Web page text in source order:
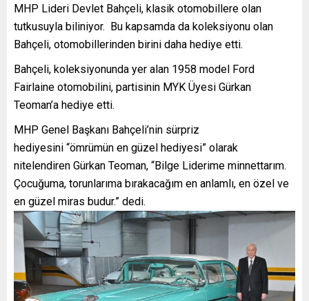
MHP Lideri Devlet Bahçeli, klasik otomobillere olan
tutkusuyla biliniyor. Bu kapsamda da koleksiyonu olan
Bahçeli, otomobillerinden birini daha hediye etti.
Bahçeli, koleksiyonunda yer alan 1958 model Ford
Fairlaine otomobilini, partisinin MYK Üyesi Gürkan
Teoman’a hediye etti.
MHP Genel Başkanı Bahçeli’nin sürpriz
hediyesini “ömrümün en güzel hediyesi” olarak
nitelendiren Gürkan Teoman, “Bilge Liderime minnettarım.
Çocuğuma, torunlarıma bırakacağım en anlamlı, en özel ve
en güzel miras budur.” dedi.